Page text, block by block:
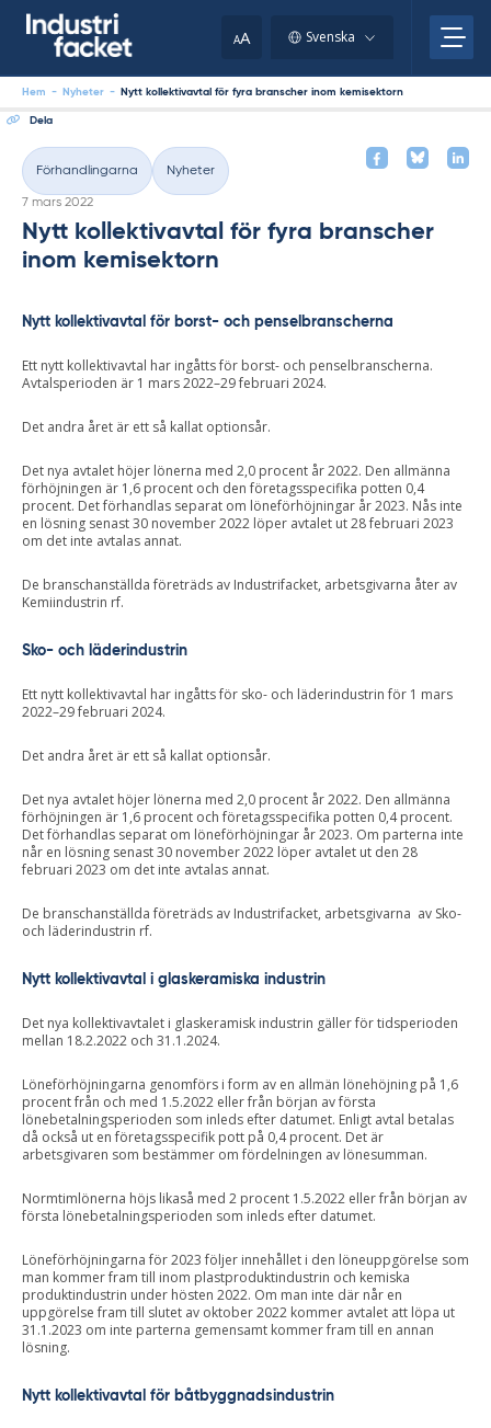
AA Svenska
Hem - Nyheter - Nytt kollektivavtal för fyra branscher inom kemisektorn
Dela
Kategorier
Förhandlingarna Nyheter
Skriven
7 mars 2022
Nytt kollektivavtal för fyra branscher
inom kemisektorn
Nytt kollektivavtal för borst- och penselbranscherna
Ett nytt kollektivavtal har ingåtts för borst- och penselbranscherna.
Avtalsperioden är 1 mars 2022–29 februari 2024.
Det andra året är ett så kallat optionsår.
Det nya avtalet höjer lönerna med 2,0 procent år 2022. Den allmänna
förhöjningen är 1,6 procent och den företagsspecifika potten 0,4
procent. Det förhandlas separat om löneförhöjningar år 2023. Nås inte
en lösning senast 30 november 2022 löper avtalet ut 28 februari 2023
om det inte avtalas annat.
De branschanställda företräds av Industrifacket, arbetsgivarna åter av
Kemiindustrin rf.
Sko- och läderindustrin
Ett nytt kollektivavtal har ingåtts för sko- och läderindustrin för 1 mars
2022–29 februari 2024.
Det andra året är ett så kallat optionsår.
Det nya avtalet höjer lönerna med 2,0 procent år 2022. Den allmänna
förhöjningen är 1,6 procent och företagsspecifika potten 0,4 procent.
Det förhandlas separat om löneförhöjningar år 2023. Om parterna inte
når en lösning senast 30 november 2022 löper avtalet ut den 28
februari 2023 om det inte avtalas annat.
De branschanställda företräds av Industrifacket, arbetsgivarna av Sko-
och läderindustrin rf.
Nytt kollektivavtal i glaskeramiska industrin
Det nya kollektivavtalet i glaskeramisk industrin gäller för tidsperioden
mellan 18.2.2022 och 31.1.2024.
Löneförhöjningarna genomförs i form av en allmän lönehöjning på 1,6
procent från och med 1.5.2022 eller från början av första
lönebetalningsperioden som inleds efter datumet. Enligt avtal betalas
då också ut en företagsspecifik pott på 0,4 procent. Det är
arbetsgivaren som bestämmer om fördelningen av lönesumman.
Normtimlönerna höjs likaså med 2 procent 1.5.2022 eller från början av
första lönebetalningsperioden som inleds efter datumet.
Löneförhöjningarna för 2023 följer innehållet i den löneuppgörelse som
man kommer fram till inom plastproduktindustrin och kemiska
produktindustrin under hösten 2022. Om man inte där når en
uppgörelse fram till slutet av oktober 2022 kommer avtalet att löpa ut
31.1.2023 om inte parterna gemensamt kommer fram till en annan
lösning.
Nytt kollektivavtal för båtbyggnadsindustrin